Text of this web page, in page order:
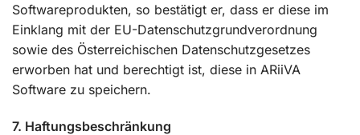
Softwareprodukten, so bestätigt er, dass er diese im
Einklang mit der EU-Datenschutzgrundverordnung
sowie des Österreichischen Datenschutzgesetzes
erworben hat und berechtigt ist, diese in ARiiVA
Software zu speichern.
7. Haftungsbeschränkung